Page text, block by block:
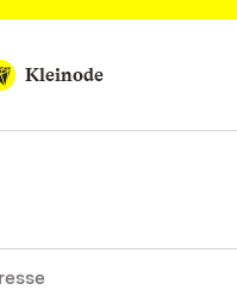
Kleinode